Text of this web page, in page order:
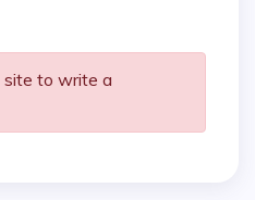
site to write a